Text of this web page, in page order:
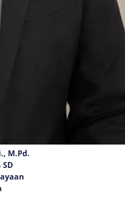
M.Pd.